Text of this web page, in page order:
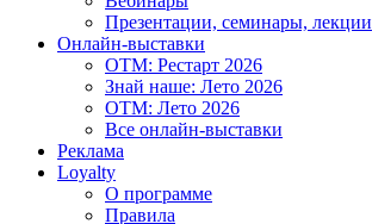
Презентации, семинары, лекции
Онлайн-выставки
OTM: Рестарт 2026
Знай наше: Лето 2026
OTM: Лето 2026
Все онлайн-выставки
Реклама
Loyalty
О программе
Правила